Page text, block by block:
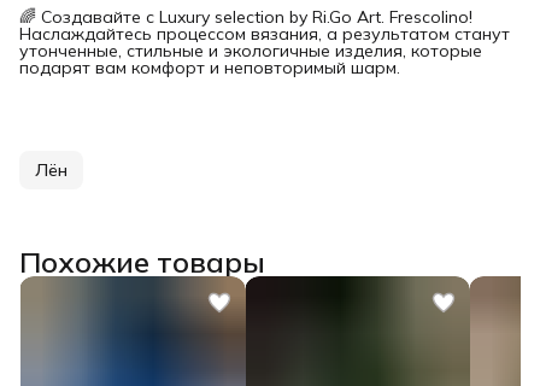
🌈 Создавайте с Luxury selection by Ri.Go Art. Frescolino!
Наслаждайтесь процессом вязания, а результатом станут
утонченные, стильные и экологичные изделия, которые
подарят вам комфорт и неповторимый шарм.
Лён
Похожие товары